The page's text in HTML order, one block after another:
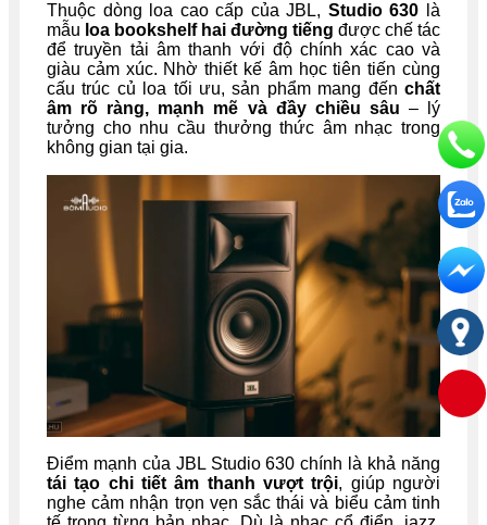
Thuộc dòng loa cao cấp của JBL, Studio 630 là
mẫu loa bookshelf hai đường tiếng được chế tác
để truyền tải âm thanh với độ chính xác cao và
giàu cảm xúc. Nhờ thiết kế âm học tiên tiến cùng
cấu trúc củ loa tối ưu, sản phẩm mang đến chất
âm rõ ràng, mạnh mẽ và đầy chiều sâu – lý
tưởng cho nhu cầu thưởng thức âm nhạc trong
không gian tại gia.
Điểm mạnh của JBL Studio 630 chính là khả năng
tái tạo chi tiết âm thanh vượt trội, giúp người
nghe cảm nhận trọn vẹn sắc thái và biểu cảm tinh